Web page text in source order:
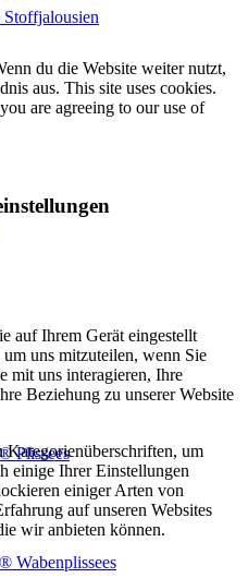
Plissees
Wabenplissees
du die Website weiter nutzt,
aus. This site uses cookies.
are agreeing to our use of
auf Ihrem Gerät eingestellt
uns mitzuteilen, wenn Sie
mit uns interagieren, Ihre
Beziehung zu unserer Website
Kategorienüberschriften, um
einige Ihrer Einstellungen
einiger Arten von
auf unseren Websites
wir anbieten können.